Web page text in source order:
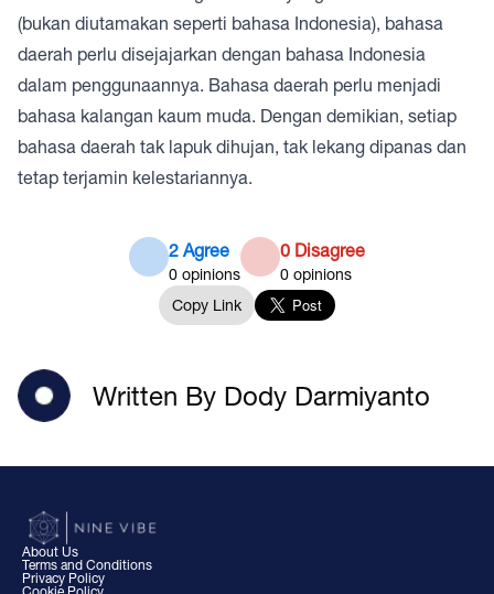
(bukan diutamakan seperti bahasa Indonesia), bahasa
daerah perlu disejajarkan dengan bahasa Indonesia
dalam penggunaannya. Bahasa daerah perlu menjadi
bahasa kalangan kaum muda. Dengan demikian, setiap
bahasa daerah tak lapuk dihujan, tak lekang dipanas dan
tetap terjamin kelestariannya.
2 Agree
0 opinions
0 Disagree
0 opinions
Copy Link
Written By Dody Darmiyanto
About Us
Terms and Conditions
Privacy Policy